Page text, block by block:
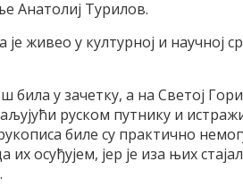
Анатолиј Турилов.
живео у културној и научној
била у зачетку, а на Светој
руском путнику и
биле су практично
осуђујем, јер је иза њих